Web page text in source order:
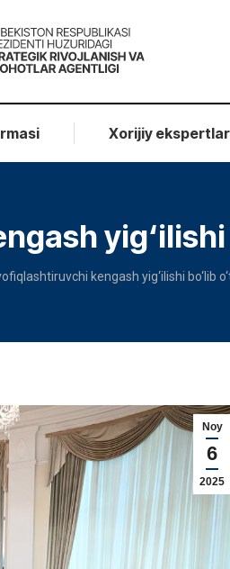
Xorijiy ekspertlar
yig‘ilishi
kengash yig‘ilishi bo‘lib
Noy
6
2025